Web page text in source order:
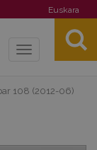
Euskara
Toggle
108 (2012-06)